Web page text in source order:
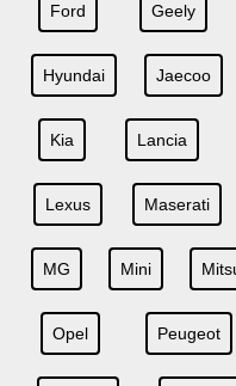
Ford Geely
Hyundai Jaecoo
Kia Lancia
Lexus Maserati
MG Mini
Opel Peugeot